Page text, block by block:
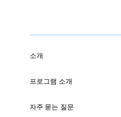
소개
프로그램 소개
자주 묻는 질문